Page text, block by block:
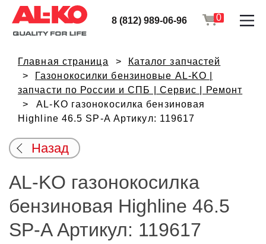
8 (812) 989-06-96 0
Главная страница
Каталог запчастей
Газонокосилки бензиновые AL-KO |
запчасти по России и СПБ | Сервис | Ремонт
AL-KO газонокосилка бензиновая
Highline 46.5 SP-A Артикул: 119617
Назад
AL-KO газонокосилка
бензиновая Highline 46.5
SP-A Артикул: 119617